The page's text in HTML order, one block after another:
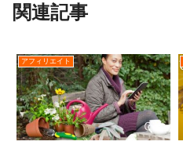
関連記事
アフィリエイト